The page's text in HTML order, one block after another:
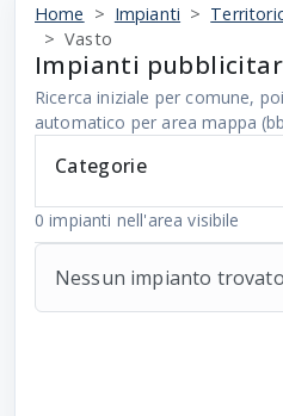
Home Impianti
Vasto
Impianti
Ricerca iniziale per comune,
automatico per area mappa
Categorie
0 impianti nell'area visibile
Nessun impianto